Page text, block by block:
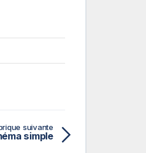
suivante
simple